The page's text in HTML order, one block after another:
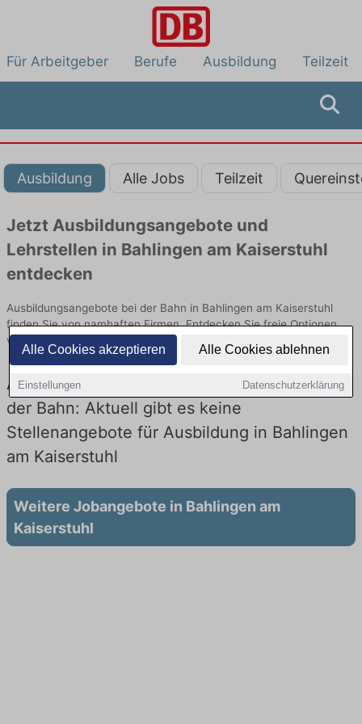
Alle Cookies akzeptieren Alle Cookies ablehnen
Einstellungen Datenschutzerklärung
Für Arbeitgeber Berufe Ausbildung Teilzeit
Ausbildung Alle Jobs Teilzeit
Jetzt Ausbildungsangebote und
Lehrstellen in Bahlingen am Kaiserstuhl
entdecken
Ausbildungsangebote bei der Bahn in Bahlingen am Kaiserstuhl
finden Sie von namhaften Firmen. Entdecken Sie freie Optionen
von Top-Arbeitgebern und bewerben Sie sich noch heute.
Ausbildung in Bahlingen am Kaiserstuhl bei
der Bahn: Aktuell gibt es keine
Stellenangebote für Ausbildung in Bahlingen
am Kaiserstuhl
Weitere Jobangebote in Bahlingen am
Kaiserstuhl